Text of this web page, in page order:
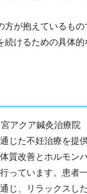
が抱えているも
けるための具体
アクア鍼灸治療院
じた不妊治療を提
質改善とホルモン
っています。患者
じ、リラックスし